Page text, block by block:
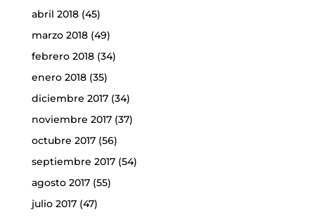
abril 2018(45)
marzo 2018(49)
febrero 2018(34)
enero 2018(35)
diciembre 2017(34)
noviembre 2017(37)
octubre 2017(56)
septiembre 2017(54)
agosto 2017(55)
julio 2017(47)